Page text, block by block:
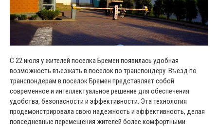
С 22 июля у жителей поселка Бремен появилась удобная
возможность въезжать в поселок по транспондеру. Въезд по
транспондерам в поселок Бремен представляет собой
современное и интеллектуальное решение для обеспечения
удобства, безопасности и эффективности. Эта технология
продемонстрировала свою надежность и эффективность, делая
повседневные перемещения жителей более комфортными.